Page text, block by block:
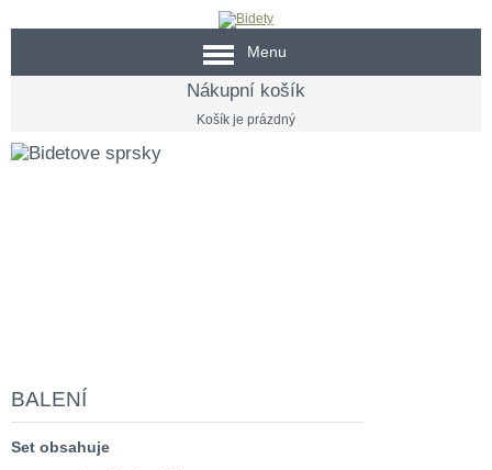
Menu
Nákupní košík
Košík je prázdný
BALENÍ
Set obsahuje